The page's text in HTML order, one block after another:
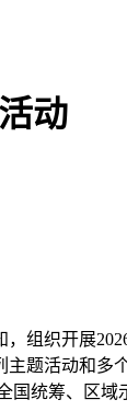
动
组织开展
题活动和
统筹、区域